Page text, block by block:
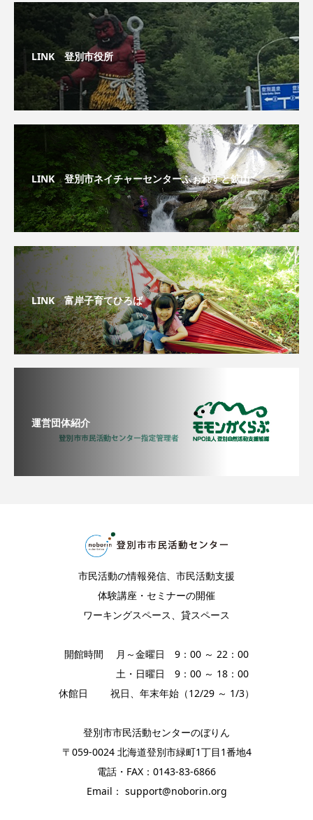
LINK 登別市役所
LINK 登別市ネイチャーセンターふぉれすと鉱山
LINK 富岸子育てひろば
運営団体紹介
市民活動の情報発信、市民活動支援
体験講座・セミナーの開催
ワーキングスペース、貸スペース
開館時間 月～金曜日 9：00 ～ 22：00
土・日曜日 9：00 ～ 18：00
休館日 祝日、年末年始（12/29 ～ 1/3）
登別市市民活動センターのぼりん
〒059-0024 北海道登別市緑町1丁目1番地4
電話・FAX：0143-83-6866
Email： support@noborin.org